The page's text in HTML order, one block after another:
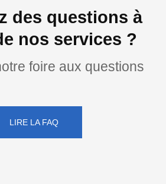
des questions à
nos services ?
foire aux questions
LIRE LA FAQ